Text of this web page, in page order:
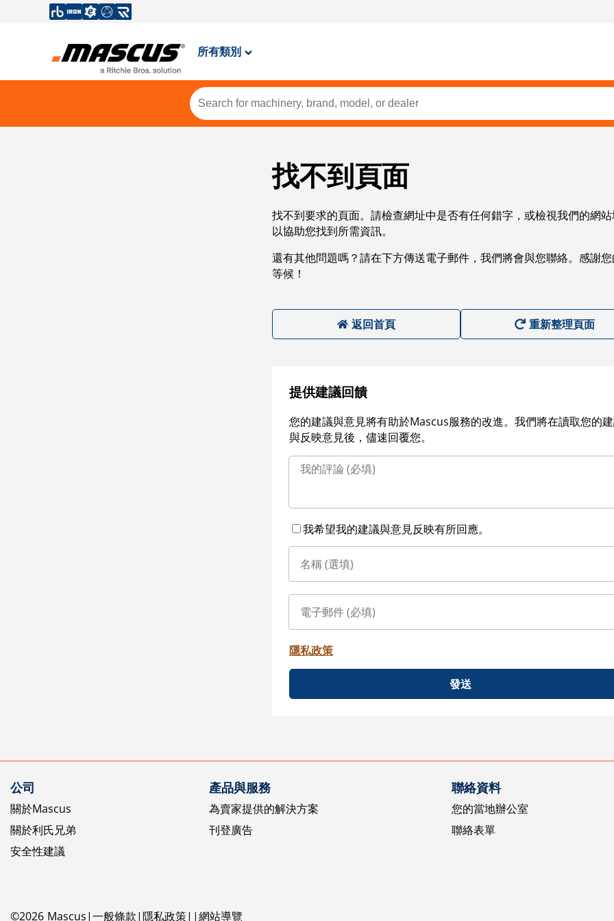
所有類別
找不到頁面
找不到要求的頁面。請檢查網址中是否有任何錯字，或檢視我們的網
以協助您找到所需資訊。
還有其他問題嗎？請在下方傳送電子郵件，我們將會與您聯絡。感謝
等候！
返回首頁 重新整理頁面
提供建議回饋
您的建議與意見將有助於Mascus服務的改進。我們將在讀取您的
與反映意見後，儘速回覆您。
我希望我的建議與意見反映有所回應。
隱私政策
發送
公司
關於Mascus
關於利氏兄弟
安全性建議
產品與服務
為賣家提供的解決方案
刊登廣告
聯絡資料
您的當地辦公室
聯絡表單
©2026 Mascus 一般條款 隱私政策 網站導覽